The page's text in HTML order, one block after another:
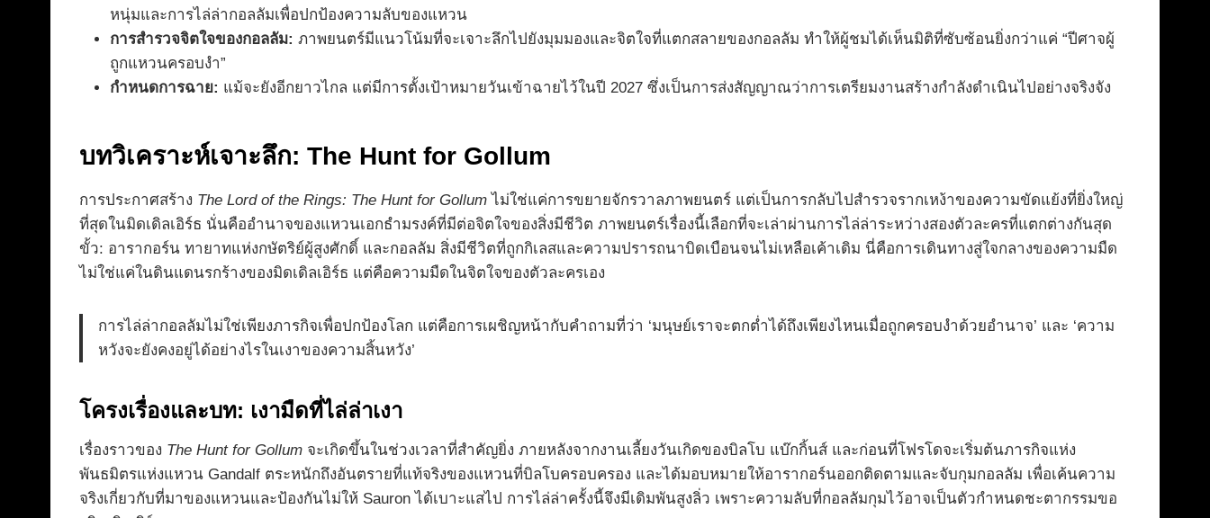
หนุ่มและการไล่ล่ากอลลัมเพื่อปกป้องความลับของแหวน
การสำรวจจิตใจของกอลลัม: ภาพยนตร์มีแนวโน้มที่จะเจาะลึกไปยังมุมมองและจิตใจที่แตกสลายของกอลลัม ทำให้ผู้ชมได้เห็นมิติที่ซับซ้อนยิ่งกว่าแค่ “ปีศาจผู้
ถูกแหวนครอบงำ”
กำหนดการฉาย: แม้จะยังอีกยาวไกล แต่มีการตั้งเป้าหมายวันเข้าฉายไว้ในปี 2027 ซึ่งเป็นการส่งสัญญาณว่าการเตรียมงานสร้างกำลังดำเนินไปอย่างจริงจัง
บทวิเคราะห์เจาะลึก: The Hunt for Gollum
การประกาศสร้าง The Lord of the Rings: The Hunt for Gollum ไม่ใช่แค่การขยายจักรวาลภาพยนตร์ แต่เป็นการกลับไปสำรวจรากเหง้าของความขัดแย้งที่ยิ่งใหญ่
ที่สุดในมิดเดิลเอิร์ธ นั่นคืออำนาจของแหวนเอกธำมรงค์ที่มีต่อจิตใจของสิ่งมีชีวิต ภาพยนตร์เรื่องนี้เลือกที่จะเล่าผ่านการไล่ล่าระหว่างสองตัวละครที่แตกต่างกันสุด
ขั้ว: อารากอร์น ทายาทแห่งกษัตริย์ผู้สูงศักดิ์ และกอลลัม สิ่งมีชีวิตที่ถูกกิเลสและความปรารถนาบิดเบือนจนไม่เหลือเค้าเดิม นี่คือการเดินทางสู่ใจกลางของความมืด
ไม่ใช่แค่ในดินแดนรกร้างของมิดเดิลเอิร์ธ แต่คือความมืดในจิตใจของตัวละครเอง
การไล่ล่ากอลลัมไม่ใช่เพียงภารกิจเพื่อปกป้องโลก แต่คือการเผชิญหน้ากับคำถามที่ว่า ‘มนุษย์เราจะตกต่ำได้ถึงเพียงไหนเมื่อถูกครอบงำด้วยอำนาจ’ และ ‘ความ
หวังจะยังคงอยู่ได้อย่างไรในเงาของความสิ้นหวัง’
โครงเรื่องและบท: เงามืดที่ไล่ล่าเงา
เรื่องราวของ The Hunt for Gollum จะเกิดขึ้นในช่วงเวลาที่สำคัญยิ่ง ภายหลังจากงานเลี้ยงวันเกิดของบิลโบ แบ๊กกิ้นส์ และก่อนที่โฟรโดจะเริ่มต้นภารกิจแห่ง
พันธมิตรแห่งแหวน Gandalf ตระหนักถึงอันตรายที่แท้จริงของแหวนที่บิลโบครอบครอง และได้มอบหมายให้อารากอร์นออกติดตามและจับกุมกอลลัม เพื่อเค้นความ
จริงเกี่ยวกับที่มาของแหวนและป้องกันไม่ให้ Sauron ได้เบาะแสไป การไล่ล่าครั้งนี้จึงมีเดิมพันสูงลิ่ว เพราะความลับที่กอลลัมกุมไว้อาจเป็นตัวกำหนดชะตากรรมขอ